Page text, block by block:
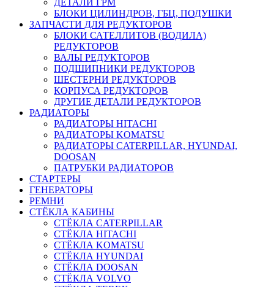
БЛОКИ ЦИЛИНДРОВ, ГБЦ, ПОДУШКИ
ЗАПЧАСТИ ДЛЯ РЕДУКТОРОВ
БЛОКИ САТЕЛЛИТОВ (ВОДИЛА)
РЕДУКТОРОВ
ВАЛЫ РЕДУКТОРОВ
ПОДШИПНИКИ РЕДУКТОРОВ
ШЕСТЕРНИ РЕДУКТОРОВ
КОРПУСА РЕДУКТОРОВ
ДРУГИЕ ДЕТАЛИ РЕДУКТОРОВ
РАДИАТОРЫ
РАДИАТОРЫ HITACHI
РАДИАТОРЫ KOMATSU
РАДИАТОРЫ CATERPILLAR, HYUNDAI,
DOOSAN
ПАТРУБКИ РАДИАТОРОВ
СТАРТЕРЫ
ГЕНЕРАТОРЫ
РЕМНИ
СТЁКЛА КАБИНЫ
СТЁКЛА CATERPILLAR
СТЁКЛА HITACHI
СТЁКЛА KOMATSU
СТЁКЛА HYUNDAI
СТЁКЛА DOOSAN
СТЁКЛА VOLVO